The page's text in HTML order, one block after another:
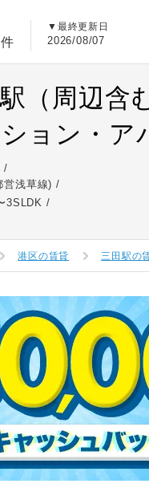
件
▼最終更新日
2026/08/07
（周辺含
ョン・ア
営浅草線)
3SLDK
港区の賃貸 三田駅の